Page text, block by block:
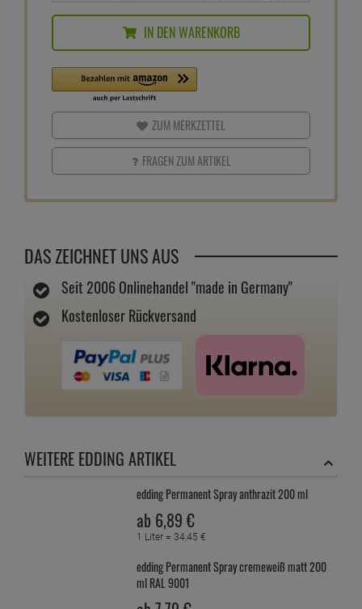
IN DEN WARENKORB
ZUM MERKZETTEL
FRAGEN ZUM ARTIKEL
DAS ZEICHNET UNS AUS
Seit 2006 Onlinehandel "made in Germany"
Kostenloser Rückversand
WEITERE EDDING ARTIKEL
edding Permanent Spray anthrazit 200 ml
ab 6,89 €
1 Liter = 34,45 €
edding Permanent Spray cremeweiß matt 200
ml RAL 9001